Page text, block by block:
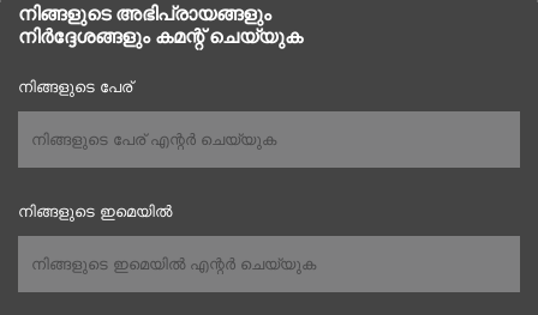
നിങ്ങളുടെ അഭിപ്രായങ്ങളും
നിർദ്ദേശങ്ങളും കമന്റ് ചെയ്യുക
നിങ്ങളുടെ പേര്
നിങ്ങളുടെ ഇമെയിൽ